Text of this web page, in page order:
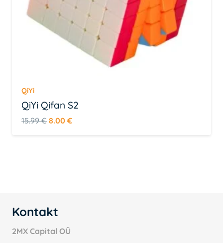
QiYi
QiYi Qifan S2
15.99€ Algne
hind
8.00€Praegune
hind
Kontakt
2MX Capital OÜ